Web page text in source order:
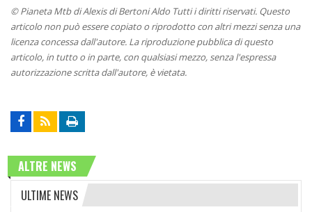
© Pianeta Mtb di Alexis di Bertoni Aldo Tutti i diritti riservati. Questo
articolo non può essere copiato o riprodotto con altri mezzi senza una
licenza concessa dall'autore. La riproduzione pubblica di questo
articolo, in tutto o in parte, con qualsiasi mezzo, senza l'espressa
autorizzazione scritta dall'autore, è vietata.
ALTRE NEWS
ULTIME NEWS